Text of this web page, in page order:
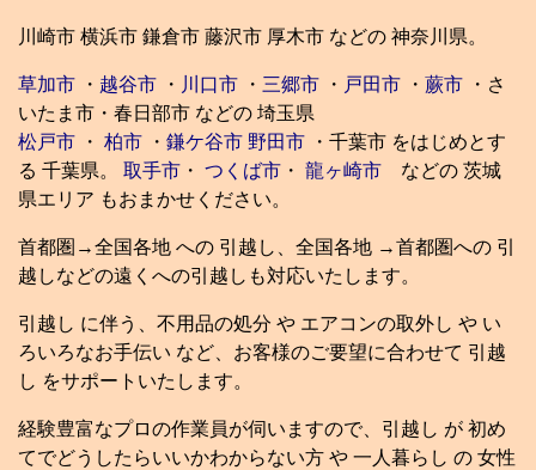
川崎市 横浜市 鎌倉市 藤沢市 厚木市 などの 神奈川県。
草加市 ・ 越谷市 ・ 川口市 ・ 三郷市 ・ 戸田市 ・ 蕨市 ・さ
いたま市・春日部市 などの 埼玉県
松戸市 ・ 柏市 ・ 鎌ケ谷市 野田市 ・千葉市 をはじめとす
る 千葉県。 取手市 ・ つくば市 ・ 龍ヶ崎市 などの 茨城
県エリア もおまかせください。
首都圏→全国各地 への 引越し、全国各地 →首都圏への 引
越しなどの遠くへの引越しも対応いたします。
引越し に伴う、不用品の処分 や エアコンの取外し や い
ろいろなお手伝い など、お客様のご要望に合わせて 引越
し をサポートいたします。
経験豊富なプロの作業員が伺いますので、引越し が 初め
てでどうしたらいいかわからない方 や 一人暮らし の 女性